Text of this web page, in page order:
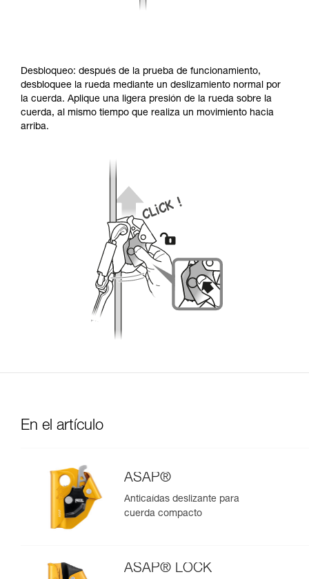
Desbloqueo: después de la prueba de funcionamiento,
desbloquee la rueda mediante un deslizamiento normal por
la cuerda. Aplique una ligera presión de la rueda sobre la
cuerda, al mismo tiempo que realiza un movimiento hacia
arriba.
En el artículo
ASAP®
Anticaídas deslizante para
cuerda compacto
ASAP® LOCK